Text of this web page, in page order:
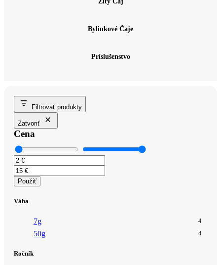
Bylinkové Čaje
Príslušenstvo
Filtrovať produkty
Zatvoriť
Cena
Použiť
Váha
7g 4
50g 4
Ročník